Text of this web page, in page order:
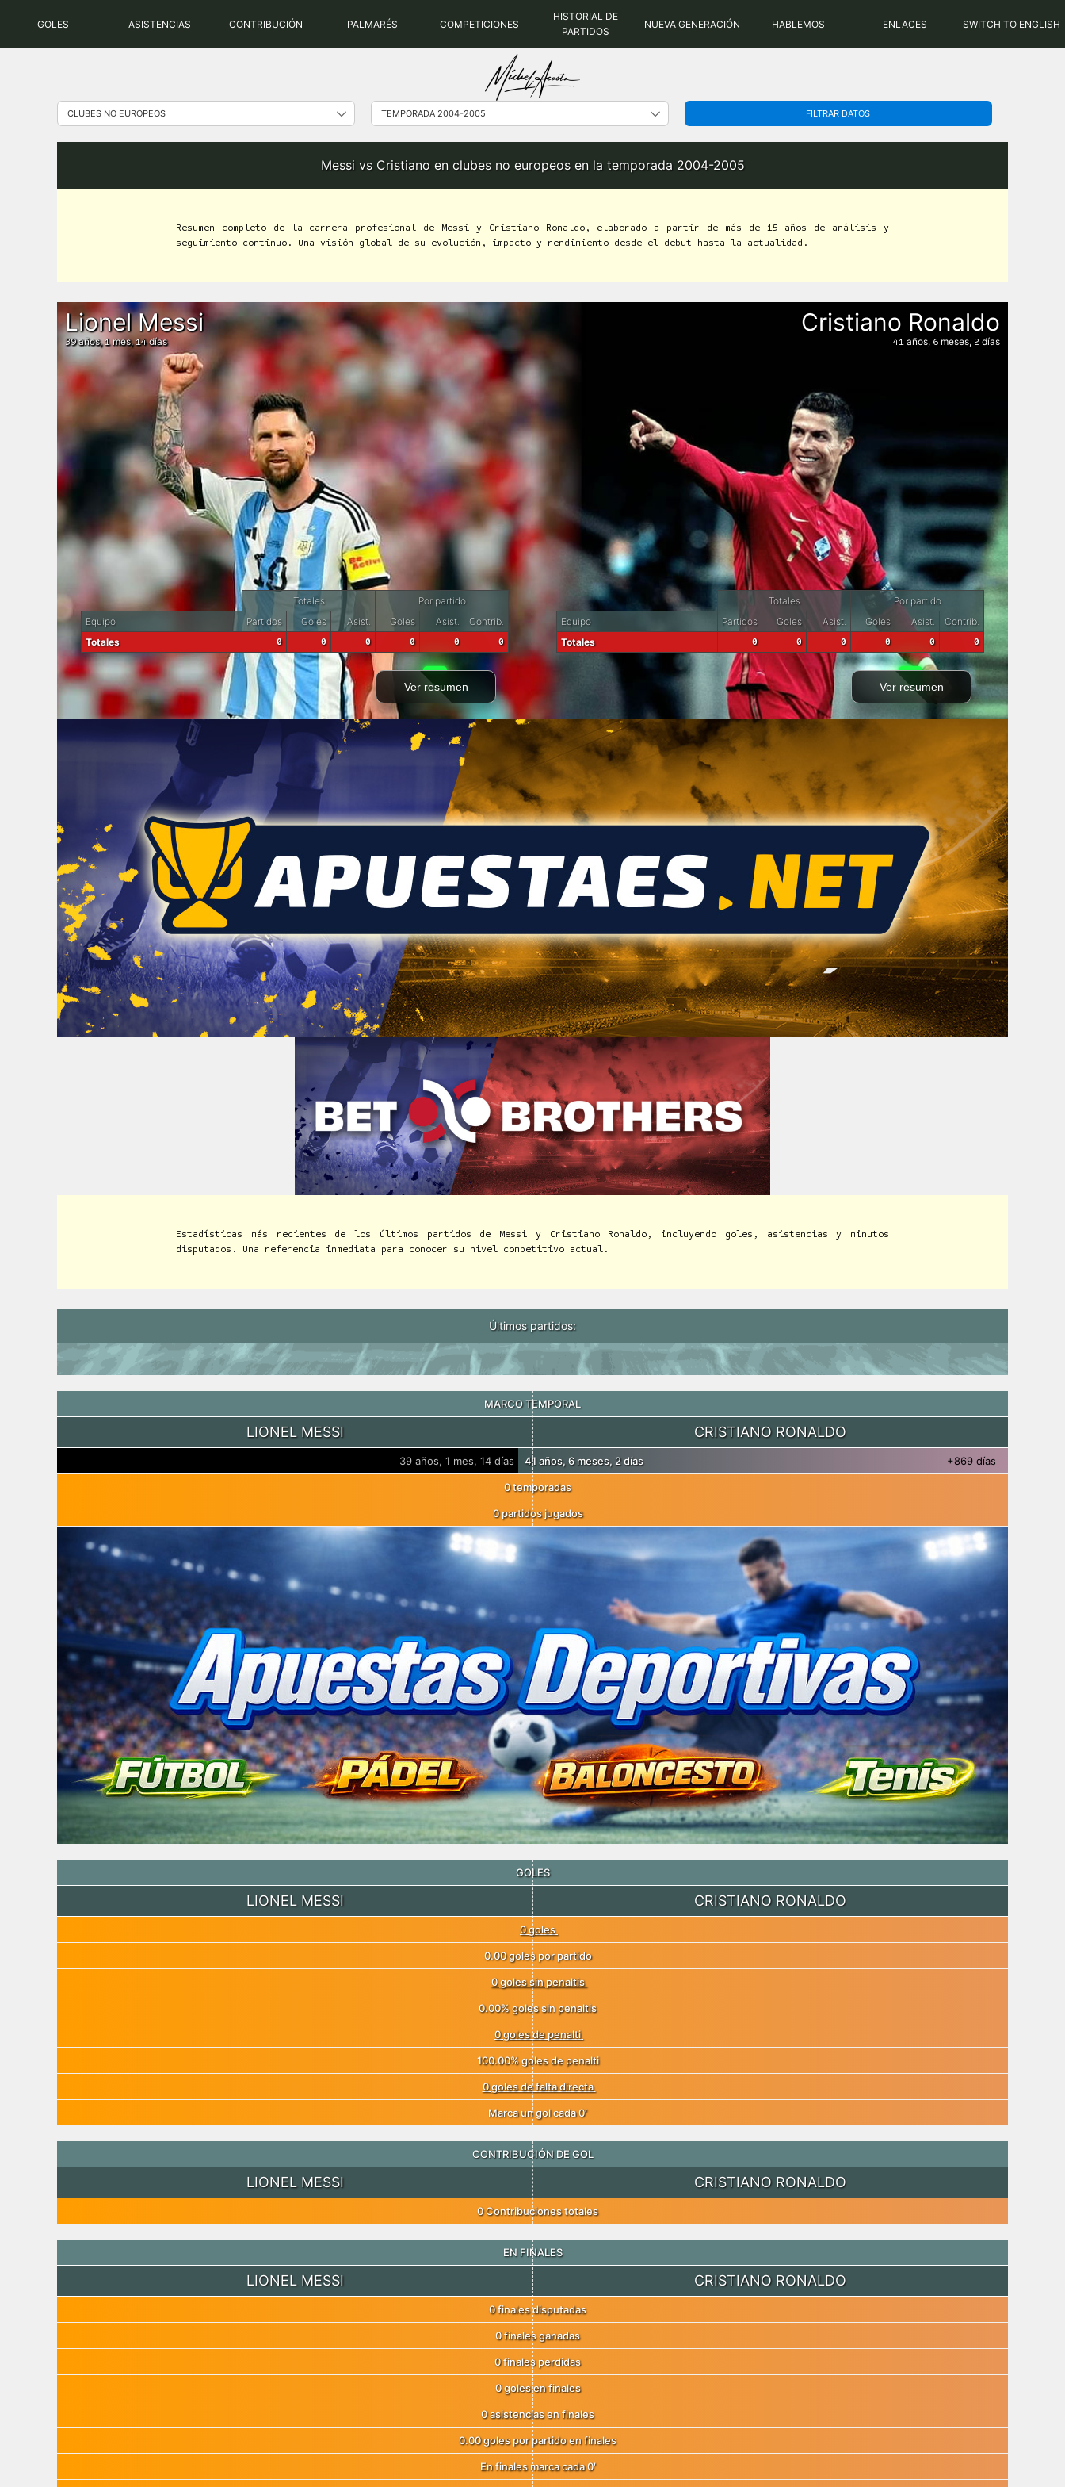
GOLES ASISTENCIAS CONTRIBUCIÓN PALMARÉS COMPETICIONES
HISTORIAL DE
PARTIDOS
NUEVA GENERACIÓN HABLEMOS ENLACES SWITCH TO ENGLISH
FILTRAR DATOS
Messi vs Cristiano en clubes no europeos en la temporada 2004-2005
Resumen completo de la carrera profesional de Messi y Cristiano Ronaldo, elaborado a partir de más de 15 años de análisis y
seguimiento continuo. Una visión global de su evolución, impacto y rendimiento desde el debut hasta la actualidad.
Totales
Por partido
Equipo
Partidos Goles Asist. Goles Asist.
Contrib.
Totales
0 0 0 0 0 0
Ver resumen
Lionel Messi
39años,1mes, 14días
Totales
Por partido
Equipo
Partidos Goles Asist. Goles Asist.
Contrib.
Totales
0 0 0 0 0 0
Ver resumen
Cristiano Ronaldo
41 años, 6 meses, 2 días
Estadísticas más recientes de los últimos partidos de Messi y Cristiano Ronaldo, incluyendo goles, asistencias y minutos
disputados. Una referencia inmediata para conocer su nivel competitivo actual.
Últimos partidos:
MARCO TEMPORAL
LIONEL MESSI CRISTIANO RONALDO
39 años, 1 mes, 14 días 41 años, 6 meses, 2 días +869 días
0 temporadas
0 partidos jugados
GOLES
LIONEL MESSI CRISTIANO RONALDO
0 goles
0.00 goles por partido
0 goles sin penaltis
0.00% goles sin penaltis
0 goles de penalti
100.00% goles de penalti
0 goles de falta directa
Marca un gol cada 0′
CONTRIBUCIÓN DE GOL
LIONEL MESSI CRISTIANO RONALDO
0 Contribuciones totales
EN FINALES
LIONEL MESSI CRISTIANO RONALDO
0 finales disputadas
0 finales ganadas
0 finales perdidas
0 goles en finales
0 asistencias en finales
0.00 goles por partido en finales
En finales marca cada 0′